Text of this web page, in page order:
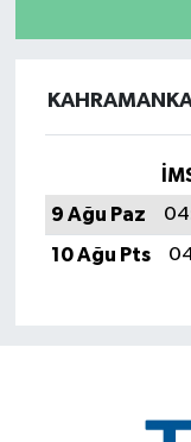
9 Ağu Paz
10 Ağu Pts